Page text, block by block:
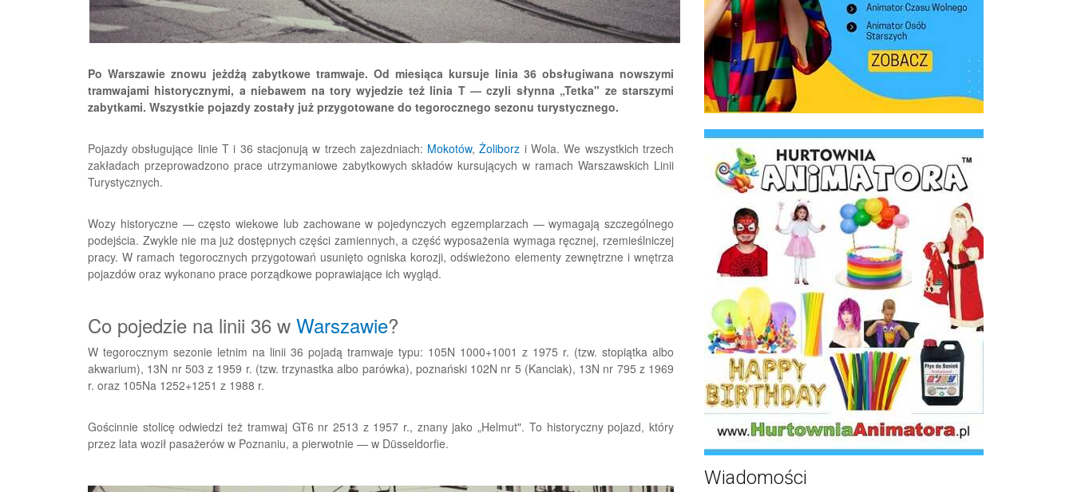
Po Warszawie znowu jeżdżą zabytkowe tramwaje. Od miesiąca kursuje linia 36 obsługiwana nowszymi
tramwajami historycznymi, a niebawem na tory wyjedzie też linia T — czyli słynna „Tetka" ze starszymi
zabytkami. Wszystkie pojazdy zostały już przygotowane do tegorocznego sezonu turystycznego.
Pojazdy obsługujące linie T i 36 stacjonują w trzech zajezdniach: Mokotów,Żoliborz i Wola. We wszystkich trzech
zakładach przeprowadzono prace utrzymaniowe zabytkowych składów kursujących w ramach Warszawskich Linii
Turystycznych.
Wozy historyczne — często wiekowe lub zachowane w pojedynczych egzemplarzach — wymagają szczególnego
podejścia. Zwykle nie ma już dostępnych części zamiennych, a część wyposażenia wymaga ręcznej, rzemieślniczej
pracy. W ramach tegorocznych przygotowań usunięto ogniska korozji, odświeżono elementy zewnętrzne i wnętrza
pojazdów oraz wykonano prace porządkowe poprawiające ich wygląd.
Co pojedzie na linii 36 w Warszawie?
W tegorocznym sezonie letnim na linii 36 pojadą tramwaje typu: 105N 1000+1001 z 1975 r. (tzw. stopiątka albo
akwarium), 13N nr 503 z 1959 r. (tzw. trzynastka albo parówka), poznański 102N nr 5 (Kanciak), 13N nr 795 z 1969
r. oraz 105Na 1252+1251 z 1988 r.
Gościnnie stolicę odwiedzi też tramwaj GT6 nr 2513 z 1957 r., znany jako „Helmut". To historyczny pojazd, który
przez lata woził pasażerów w Poznaniu, a pierwotnie — w Düsseldorfie.
Wiadomości